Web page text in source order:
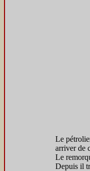
Le
arriver de
Le
Depuis il